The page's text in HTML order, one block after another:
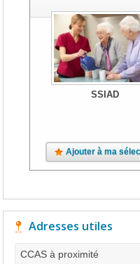
SSIAD
Ajouter à ma
Adresses utiles
CCAS à proximité